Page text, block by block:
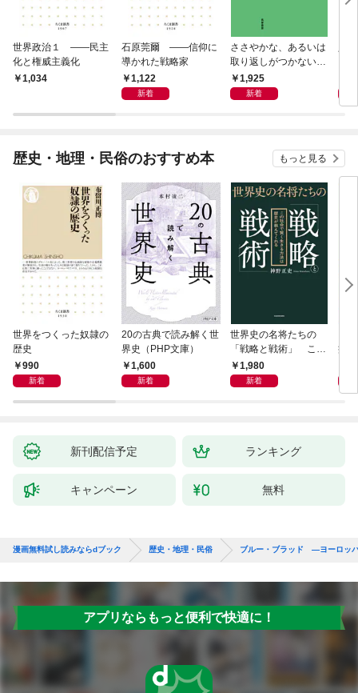
世界政治１ ――民主
化と権威主義化
1,034
石原莞爾 ――信仰に
導かれた戦略家
1,122
新着
ささやかな、あるいは
取り返しがつかないも
の1,925
新着
歴史・地理・民俗のおすすめ本 もっと見る
世界をつくった奴隷の
歴史
990
新着
20の古典で読み解く世
界史（PHP文庫）
1,600
新着
世界史の名将たちの
「戦略と戦術」 この
社会で賢く生きる方法
は歴史が教えてくれる
1,980
新着
痛
新刊配信予定 ランキング
キャンペーン 無料
漫画無料試し読みならdブック 歴史・地理・民俗 ブルー・ブラッド ―ヨーロッ
アプリならもっと便利で快適に！